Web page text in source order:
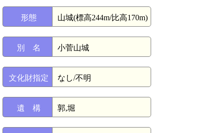
形態 山城(標高244m/比高170m)
別 名 小菅山城
文化財指定 なし/不明
遺 構 郭,堀